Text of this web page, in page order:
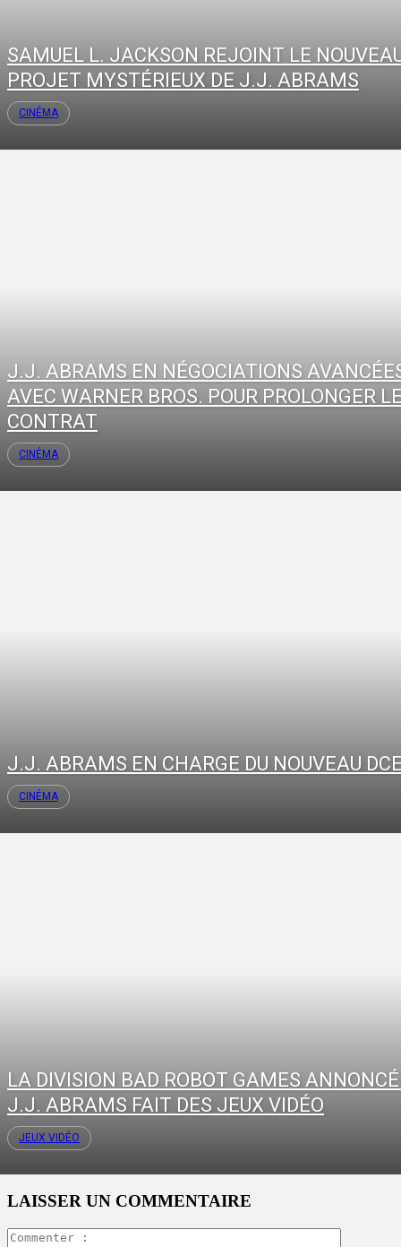
SAMUEL L. JACKSON REJOINT LE
PROJET MYSTÉRIEUX DE J.J. ABRAMS
CINÉMA
J.J. ABRAMS EN NÉGOCIATIONS
AVEC WARNER BROS. POUR PROLONGER
CONTRAT
CINÉMA
J.J. ABRAMS EN CHARGE DU NOUVEAU
CINÉMA
LA DIVISION BAD ROBOT GAMES
J.J. ABRAMS FAIT DES JEUX VIDÉO
JEUX VIDÉO
LAISSER UN COMMENTAIRE